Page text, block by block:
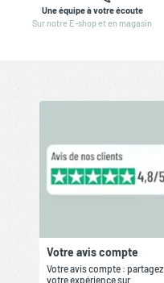
Une équipe à votre écoute
Sur notre E-shop et en magasin
Votre avis compte
Votre avis compte : partagez
votre expérience sur